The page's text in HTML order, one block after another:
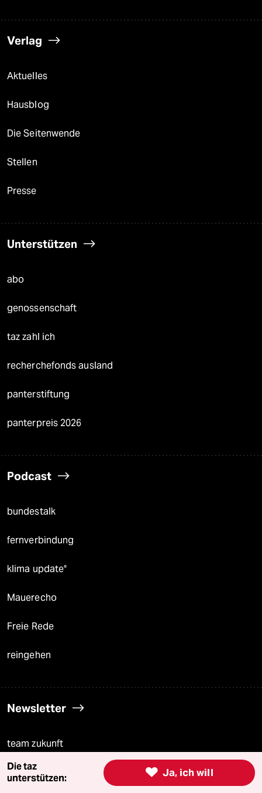
Verlag
Aktuelles
Hausblog
Die Seitenwende
Stellen
Presse
Unterstützen
abo
genossenschaft
taz zahl ich
recherchefonds ausland
panterstiftung
panterpreis 2026
Podcast
bundestalk
fernverbindung
klima update°
Mauerecho
Freie Rede
reingehen
Newsletter
team zukunft
taz frisch  Ja, ich will
Die taz
unterstützen: